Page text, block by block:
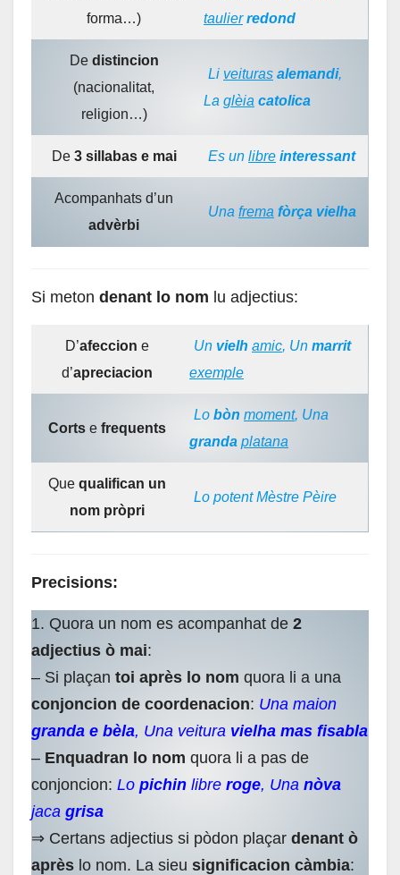
forma…)
taulier redond
De distincion
(nacionalitat,
religion…)
Li veituras alemandi,
La glèia catolica
De 3 sillabas e mai Es un libre interessant
Acompanhats d’un
advèrbi
Una frema fòrça vielha
Si meton denant lo nom lu adjectius:
D’afeccion e
d’apreciacion
Un vielh amic, Un marrit
exemple
Cortse frequents
Lo bòn moment, Una
granda platana
Que qualifican un
nom pròpri
Lo potent Mèstre Pèire
Precisions:
1. Quora un nom es acompanhat de 2
adjectius ò mai:
– Si plaçan toi après lo nom quora li a una
conjoncion de coordenacion: Una maion
granda e bèla, Una veitura vielha mas fisabla
– Enquadran lo nom quora li a pas de
conjoncion: Lo pichin libre roge, Una nòva
jaca grisa
⇒ Certans adjectius si pòdon plaçar denant ò
après lo nom. La sieu significacion càmbia: